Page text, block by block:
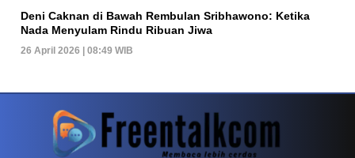
Deni Caknan di Bawah Rembulan Sribhawono: Ketika
Nada Menyulam Rindu Ribuan Jiwa
26 April 2026 | 08:49 WIB